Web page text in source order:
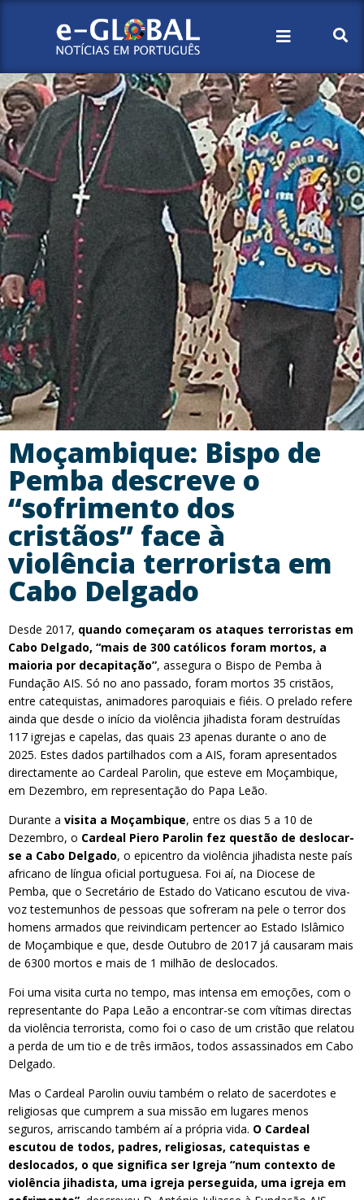
Moçambique: Bispo de
Pemba descreve o
“sofrimento dos
cristãos” face à
violência terrorista em
Cabo Delgado
Desde 2017, quando começaram os ataques terroristas em
Cabo Delgado, “mais de 300 católicos foram mortos, a
maioria por decapitação”, assegura o Bispo de Pemba à
Fundação AIS. Só no ano passado, foram mortos 35 cristãos,
entre catequistas, animadores paroquiais e fiéis. O prelado refere
ainda que desde o início da violência jihadista foram destruídas
117 igrejas e capelas, das quais 23 apenas durante o ano de
2025. Estes dados partilhados com a AIS, foram apresentados
directamente ao Cardeal Parolin, que esteve em Moçambique,
em Dezembro, em representação do Papa Leão.
Durante a visita a Moçambique, entre os dias 5 a 10 de
Dezembro, o Cardeal Piero Parolin fez questão de deslocar-
se a Cabo Delgado, o epicentro da violência jihadista neste país
africano de língua oficial portuguesa. Foi aí, na Diocese de
Pemba, que o Secretário de Estado do Vaticano escutou de viva-
voz testemunhos de pessoas que sofreram na pele o terror dos
homens armados que reivindicam pertencer ao Estado Islâmico
de Moçambique e que, desde Outubro de 2017 já causaram mais
de 6300 mortos e mais de 1 milhão de deslocados.
Foi uma visita curta no tempo, mas intensa em emoções, com o
representante do Papa Leão a encontrar-se com vítimas directas
da violência terrorista, como foi o caso de um cristão que relatou
a perda de um tio e de três irmãos, todos assassinados em Cabo
Delgado.
Mas o Cardeal Parolin ouviu também o relato de sacerdotes e
religiosas que cumprem a sua missão em lugares menos
seguros, arriscando também aí a própria vida. O Cardeal
escutou de todos, padres, religiosas, catequistas e
deslocados, o que significa ser Igreja “num contexto de
violência jihadista, uma igreja perseguida, uma igreja em